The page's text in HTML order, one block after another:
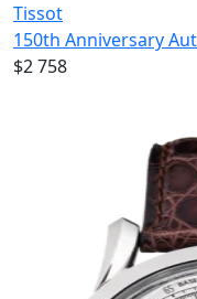
Tissot
150th Anniversary
$2 758